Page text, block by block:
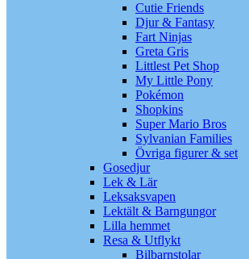
Cutie Friends
Djur & Fantasy
Fart Ninjas
Greta Gris
Littlest Pet Shop
My Little Pony
Pokémon
Shopkins
Super Mario Bros
Sylvanian Families
Övriga figurer & set
Gosedjur
Lek & Lär
Leksaksvapen
Lektält & Barngungor
Lilla hemmet
Resa & Utflykt
Bilbarnstolar